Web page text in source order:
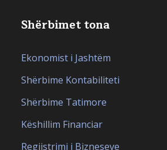
Shërbimet tona
Ekonomist i Jashtëm
Shërbime Kontabiliteti
Shërbime Tatimore
Këshillim Financiar
Regjistrimi i Bizneseve